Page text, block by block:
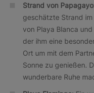
Strand von
geschätzte Strand
von Playa Blanca
der ihm eine
Ort um mit dem
Sonne zu genießen.
wunderbare Ruhe